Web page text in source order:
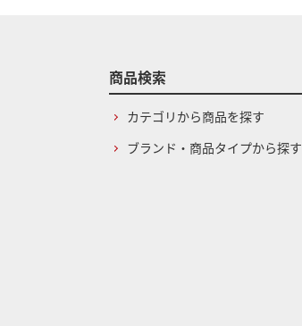
商品検索
カテゴリから商品を探す
ブランド・商品タイプから探す